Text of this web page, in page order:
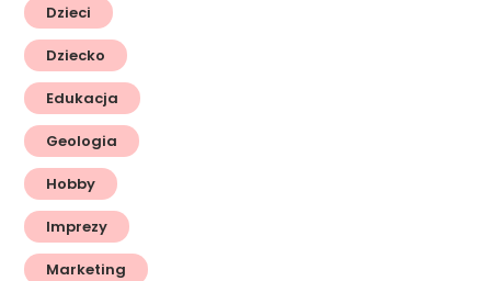
Dzieci
Dziecko
Edukacja
Geologia
Hobby
Imprezy
Marketing